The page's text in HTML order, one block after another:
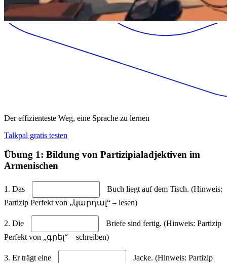
Der effizienteste Weg, eine Sprache zu lernen
Talkpal gratis testen
Übung 1: Bildung von Partizipialadjektiven im
Armenischen
1. Das
Buch liegt auf dem Tisch. (Hinweis:
Partizip Perfekt von „կարդալ“ – lesen)
2. Die
Briefe sind fertig. (Hinweis: Partizip
Perfekt von „գրել“ – schreiben)
3. Er trägt eine
Jacke. (Hinweis: Partizip